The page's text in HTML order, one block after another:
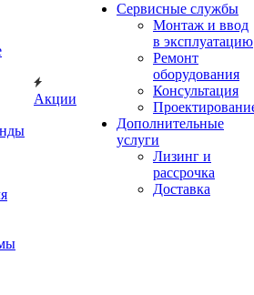
Акции
Сервисные службы
Монтаж и ввод
в эксплуатацию
Ремонт
оборудования
Консультация
Дополнительные
услуги
Лизинг и
рассрочка
Доставка